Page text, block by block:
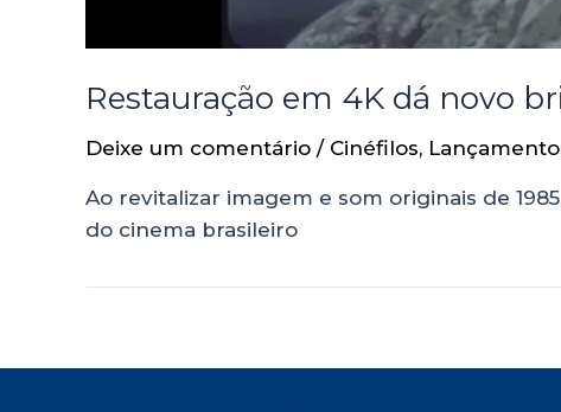
Restauração em 4K dá novo
Deixe um comentário / Cinéfilos,
Ao revitalizar imagem e som originais de
do cinema brasileiro